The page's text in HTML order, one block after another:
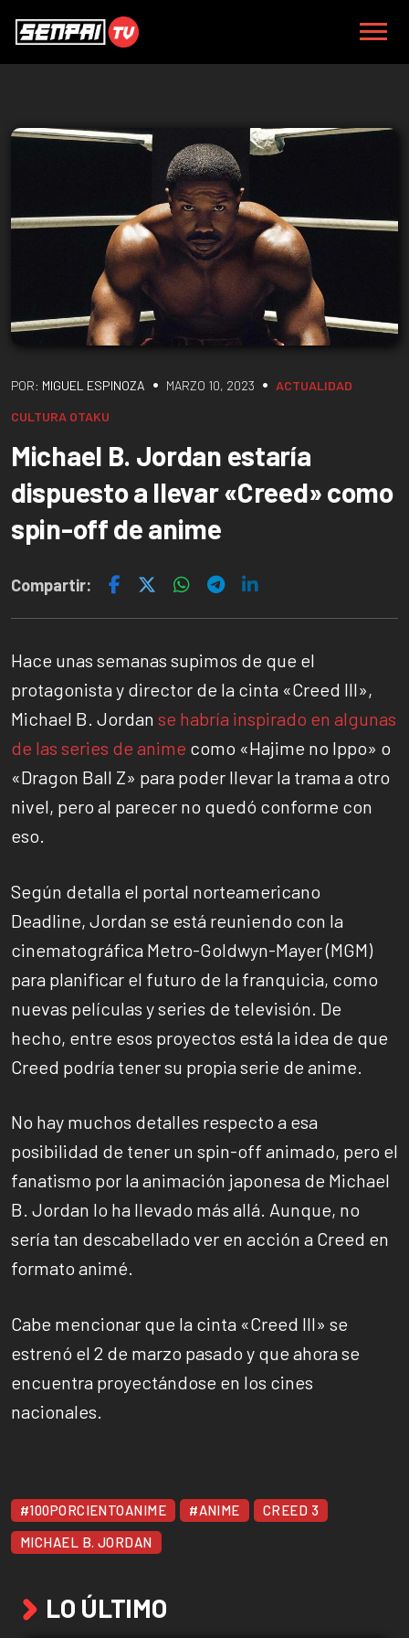
POR: MIGUEL ESPINOZA • MARZO 10, 2023 • ACTUALIDAD
CULTURA OTAKU
Michael B. Jordan estaría
dispuesto a llevar «Creed» como
spin-off de anime
Compartir:
Hace unas semanas supimos de que el
protagonista y director de la cinta «Creed III»,
Michael B. Jordan se habría inspirado en algunas
de las series de anime como «Hajime no Ippo» o
«Dragon Ball Z» para poder llevar la trama a otro
nivel, pero al parecer no quedó conforme con
eso.
Según detalla el portal norteamericano
Deadline, Jordan se está reuniendo con la
cinematográfica Metro-Goldwyn-Mayer (MGM)
para planificar el futuro de la franquicia, como
nuevas películas y series de televisión. De
hecho, entre esos proyectos está la idea de que
Creed podría tener su propia serie de anime.
No hay muchos detalles respecto a esa
posibilidad de tener un spin-off animado, pero el
fanatismo por la animación japonesa de Michael
B. Jordan lo ha llevado más allá. Aunque, no
sería tan descabellado ver en acción a Creed en
formato animé.
Cabe mencionar que la cinta «Creed III» se
estrenó el 2 de marzo pasado y que ahora se
encuentra proyectándose en los cines
nacionales.
#100PORCIENTOANIME #ANIME
CREED 3
MICHAEL B. JORDAN
LO ÚLTIMO